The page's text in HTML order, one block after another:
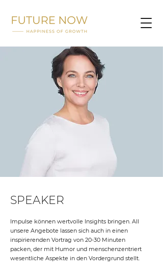
SPEAKER
Impulse können wertvolle Insights bringen. All
unsere Angebote lassen sich auch in einen
inspirierenden Vortrag von 20-30 Minuten
packen, der mit Humor und menschenzentriert
wesentliche Aspekte in den Vordergrund stellt.